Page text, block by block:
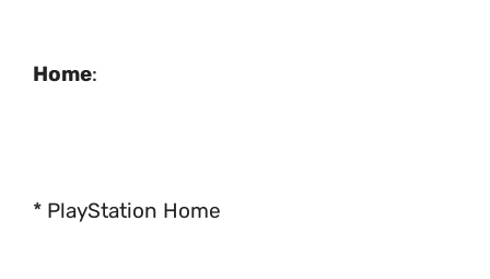
Home:
* PlayStation Home